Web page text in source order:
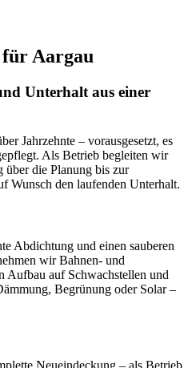
Aargau
Unterhalt aus einer
Jahrzehnte – vorausgesetzt, es
Als Betrieb begleiten wir
über die Planung bis zur
Wunsch den laufenden Unterhalt.
Abdichtung und einen sauberen
wir Bahnen- und
Aufbau auf Schwachstellen und
Begrünung oder Solar –